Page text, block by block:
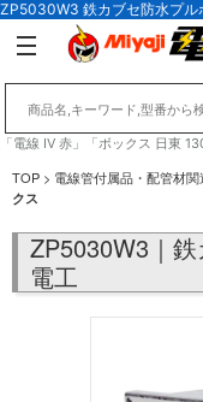
ZP5030W3 鉄カブセ防水プル
「電線 IV 赤」「ボックス 日東
TOP > 電線管付属品・配管材関
クス
ZP5030W3｜
電工